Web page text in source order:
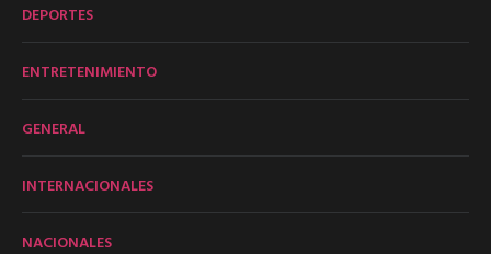
DEPORTES
ENTRETENIMIENTO
GENERAL
INTERNACIONALES
NACIONALES